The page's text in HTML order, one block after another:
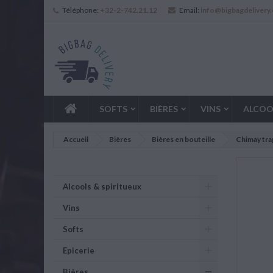
Téléphone: +32-2-742.21.12 Email:
SOFTS BIÈRES VINS
Accueil Bières Bières en bouteille Chimay
Alcools & spiritueux
Vins
Softs
Epicerie